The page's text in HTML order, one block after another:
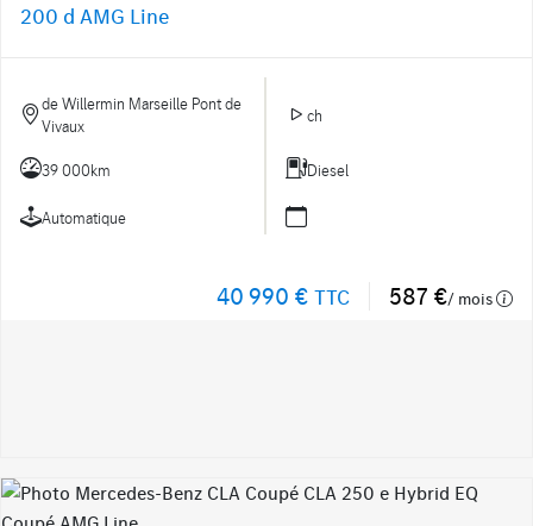
200 d AMG Line
de Willermin Marseille Pont de
Vivaux
ch
39 000km Diesel
Automatique
40 990 € TTC 587 €/ mois